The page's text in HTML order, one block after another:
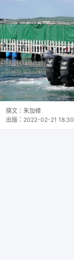
撰文： 朱加樟
出版： 2022-02-21 18:30